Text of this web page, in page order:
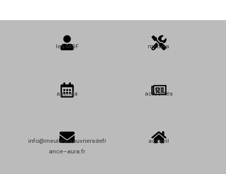
les MOF métiers
agenda actualités
info@meulleursouvriersdefr
ance–aura.fr
accueil